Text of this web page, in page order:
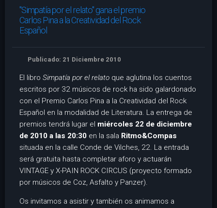
"Simpatía por el relato" gana el premio
Carlos Pina a la Creatividad del Rock
Español
Publicado: 21 Diciembre 2010
El libro Simpatía por el relato que aglutina los cuentos
escritos por 32 músicos de rock ha sido galardonado
con el Premio Carlos Pina a la Creatividad del Rock
Español en la modalidad de Literatura. La entrega de
premios tendrá lugar el miércoles 22 de diciembre
de 2010 a las 20:30 en la sala Ritmo&Compas
situada en la calle Conde de Vilches, 22. La entrada
será gratuita hasta completar aforo y actuarán
VINTAGE y X-PAIN ROCK CIRCUS (proyecto formado
por músicos de Coz, Asfalto y Panzer).
Os invitamos a asistir y también os animamos a